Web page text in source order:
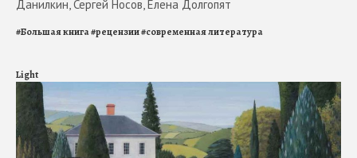
Данилкин, Сергей Носов, Елена Долгопят
#Большая книга#рецензии#современная литература
Light